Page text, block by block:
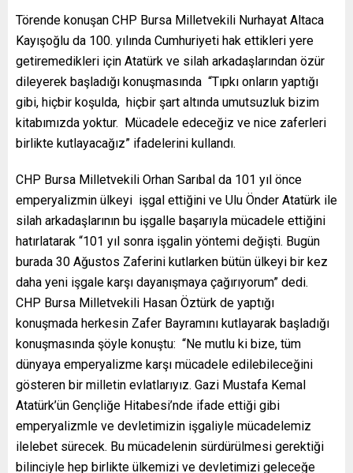
Törende konuşan CHP Bursa Milletvekili Nurhayat Altaca
Kayışoğlu da 100. yılında Cumhuriyeti hak ettikleri yere
getiremedikleri için Atatürk ve silah arkadaşlarından özür
dileyerek başladığı konuşmasında “Tıpkı onların yaptığı
gibi, hiçbir koşulda, hiçbir şart altında umutsuzluk bizim
kitabımızda yoktur. Mücadele edeceğiz ve nice zaferleri
birlikte kutlayacağız” ifadelerini kullandı.
CHP Bursa Milletvekili Orhan Sarıbal da 101 yıl önce
emperyalizmin ülkeyi işgal ettiğini ve Ulu Önder Atatürk ile
silah arkadaşlarının bu işgalle başarıyla mücadele ettiğini
hatırlatarak “101 yıl sonra işgalin yöntemi değişti. Bugün
burada 30 Ağustos Zaferini kutlarken bütün ülkeyi bir kez
daha yeni işgale karşı dayanışmaya çağırıyorum” dedi.
CHP Bursa Milletvekili Hasan Öztürk de yaptığı
konuşmada herkesin Zafer Bayramını kutlayarak başladığı
konuşmasında şöyle konuştu: “Ne mutlu ki bize, tüm
dünyaya emperyalizme karşı mücadele edilebileceğini
gösteren bir milletin evlatlarıyız. Gazi Mustafa Kemal
Atatürk’ün Gençliğe Hitabesi’nde ifade ettiği gibi
emperyalizmle ve devletimizin işgaliyle mücadelemiz
ilelebet sürecek. Bu mücadelenin sürdürülmesi gerektiği
bilinciyle hep birlikte ülkemizi ve devletimizi geleceğe